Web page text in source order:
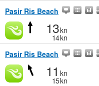
Pasir Ris Beach
13kn
14kn
Pasir Ris Beach
11 kn
15kn